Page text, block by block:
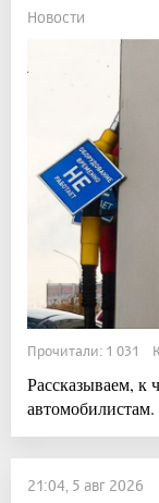
Новости
Прочитали: 1 031
Рассказываем,
автомобилистам.
21:04, 5 авг 2026